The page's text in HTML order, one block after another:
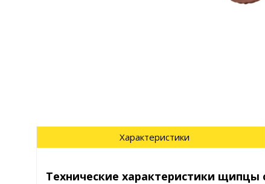
Характеристики
Технические характеристики щипцы